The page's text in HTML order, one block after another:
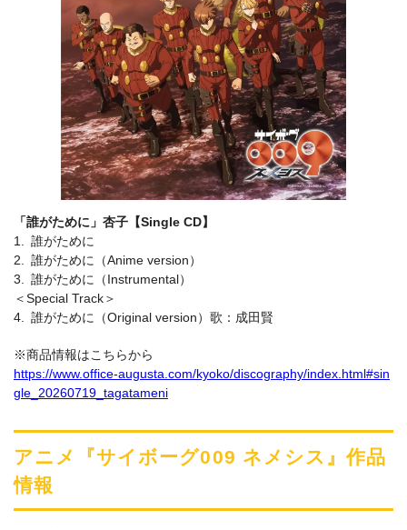
「誰がために」杏子【Single CD】
1. 誰がために
2. 誰がために（Anime version）
3. 誰がために（Instrumental）
＜Special Track＞
4. 誰がために（Original version）歌：成田賢
※商品情報はこちらから
https://www.office-augusta.com/kyoko/discography/index.html#sin
gle_20260719_tagatameni
アニメ『サイボーグ009 ネメシス』作品
情報